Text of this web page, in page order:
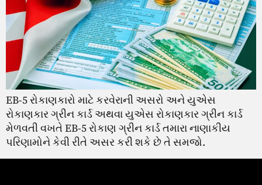
EB-5 રોકાણકારો માટે કરવેરાની અસરો અને યુએસ
રોકાણકાર ગ્રીન કાર્ડ અથવા યુએસ રોકાણકાર ગ્રીન કાર્ડ
મેળવતી વખતે EB-5 રોકાણ ગ્રીન કાર્ડ તમારા નાણાકીય
પરિણામોને કેવી રીતે અસર કરી શકે છે તે સમજો.